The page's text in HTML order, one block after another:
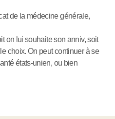
de la médecine générale,
on lui souhaite son anniv, soit
choix. On peut continuer à se
états-unien, ou bien